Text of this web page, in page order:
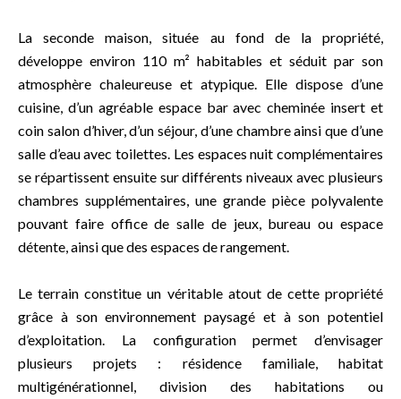
La seconde maison, située au fond de la propriété,
développe environ 110 m² habitables et séduit par son
atmosphère chaleureuse et atypique. Elle dispose d’une
cuisine, d’un agréable espace bar avec cheminée insert et
coin salon d’hiver, d’un séjour, d’une chambre ainsi que d’une
salle d’eau avec toilettes. Les espaces nuit complémentaires
se répartissent ensuite sur différents niveaux avec plusieurs
chambres supplémentaires, une grande pièce polyvalente
pouvant faire office de salle de jeux, bureau ou espace
détente, ainsi que des espaces de rangement.
Le terrain constitue un véritable atout de cette propriété
grâce à son environnement paysagé et à son potentiel
d’exploitation. La configuration permet d’envisager
plusieurs projets : résidence familiale, habitat
multigénérationnel, division des habitations ou